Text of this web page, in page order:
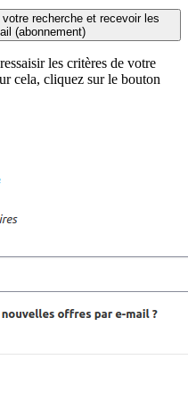
recherche et recevoir les
(abonnement)
les critères de votre
cela, cliquez sur le bouton